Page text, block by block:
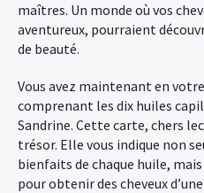
maîtres. Un monde où vos
aventureux, pourraient
de beauté.
Vous avez maintenant en
comprenant les dix huiles
Sandrine. Cette carte, chers
trésor. Elle vous indique non
bienfaits de chaque huile,
pour obtenir des cheveux